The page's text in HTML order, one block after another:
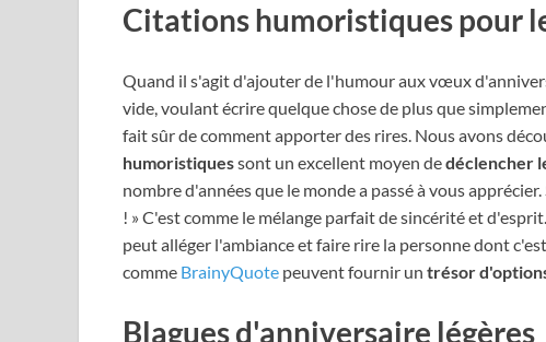
Citations humoristiques pour
Quand il s'agit d'ajouter de l'humour aux vœux
vide, voulant écrire quelque chose de plus que
fait sûr de comment apporter des rires. Nous avons
humoristiquessont un excellent moyen dedéclencher
nombre d'années que le monde a passé à vous
! » C'est comme le mélange parfait de sincérité et
peut alléger l'ambiance et faire rire la personne dont
comme BrainyQuote peuvent fournir un trésor
Blagues d'anniversaire légères